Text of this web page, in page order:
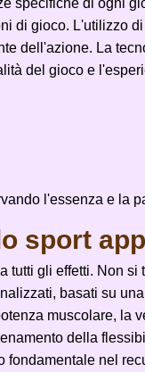
specifiche di ogni
di gioco. L'utilizzo
dell'azione. La
del gioco e
l'essenza e la
sport
gli effetti. Non
basati su
muscolare, la
della
nel